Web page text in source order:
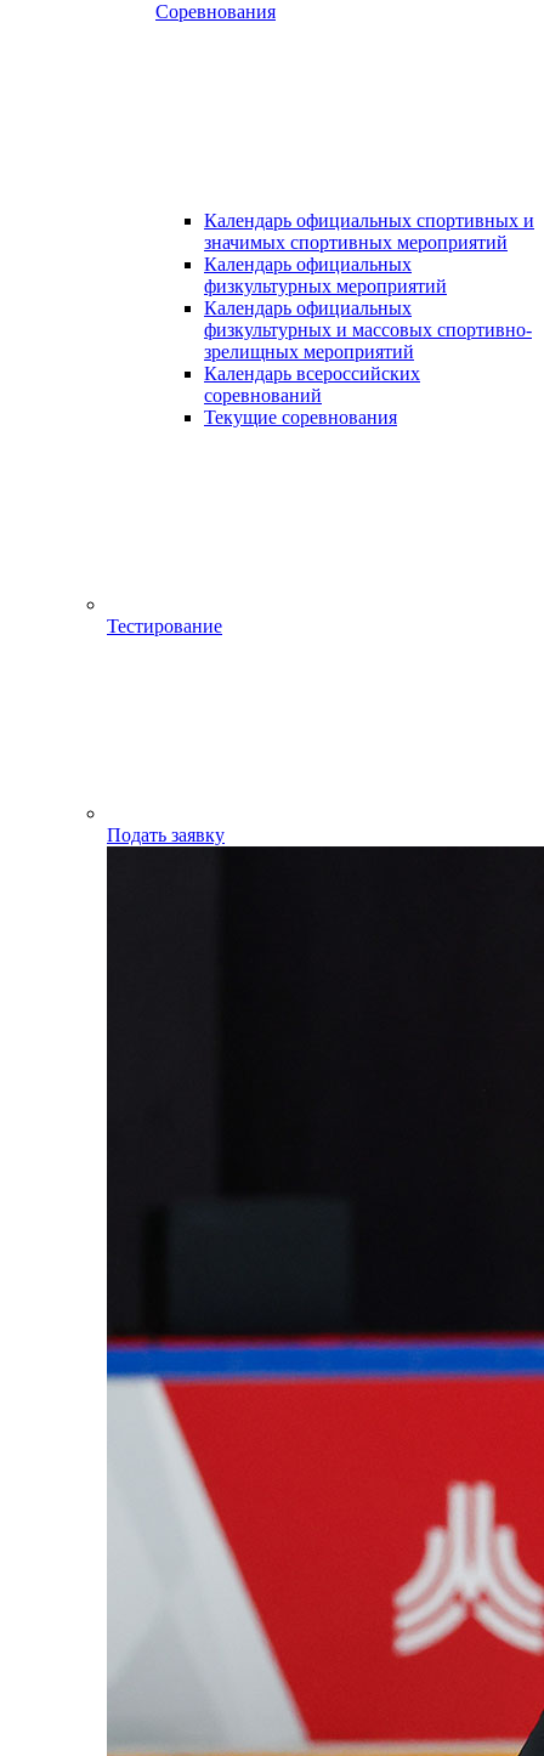
Соревнования
Календарь официальных спортивных и
значимых спортивных мероприятий
Календарь официальных
физкультурных мероприятий
Календарь официальных
физкультурных и массовых спортивно-
зрелищных мероприятий
Календарь всероссийских
соревнований
Текущие соревнования
Тестирование
Подать заявку